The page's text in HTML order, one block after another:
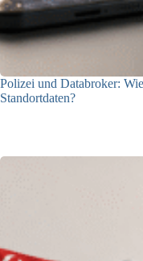
Polizei und Databroker:
Standortdaten?